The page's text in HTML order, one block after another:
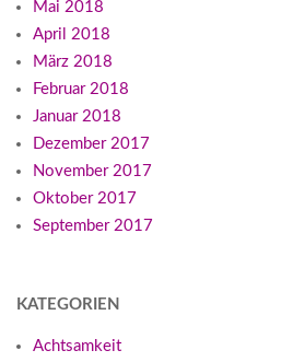
Mai 2018
April 2018
März 2018
Februar 2018
Januar 2018
Dezember 2017
November 2017
Oktober 2017
September 2017
KATEGORIEN
Achtsamkeit